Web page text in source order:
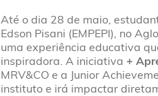
Até o dia 28 de maio,
Edson Pisani (EMPEPI), no
uma experiência educativa
inspiradora. A iniciativa +
MRV&CO e a Junior
instituto e irá impactar